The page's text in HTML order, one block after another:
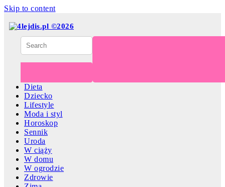
Skip to content
Dieta
Dziecko
Lifestyle
Moda i styl
Horoskop
Sennik
Uroda
W ciąży
W domu
W ogrodzie
Zdrowie